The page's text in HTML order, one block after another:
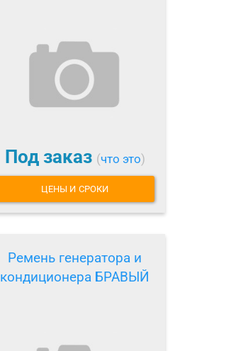
Под заказ (что это)
ЦЕНЫ И СРОКИ
Ремень генератора и
кондиционера БРАВЫЙ